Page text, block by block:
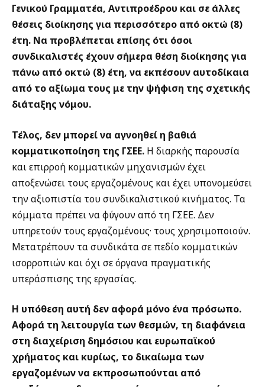
Γενικού Γραμματέα, Αντιπροέδρου και σε άλλες
θέσεις διοίκησης για περισσότερο από οκτώ (8)
έτη. Να προβλέπεται επίσης ότι όσοι
συνδικαλιστές έχουν σήμερα θέση διοίκησης για
πάνω από οκτώ (8) έτη, να εκπέσουν αυτοδίκαια
από το αξίωμα τους με την ψήφιση της σχετικής
διάταξης νόμου.
Τέλος, δεν μπορεί να αγνοηθεί η βαθιά
κομματικοποίηση της ΓΣΕΕ. Η διαρκής παρουσία
και επιρροή κομματικών μηχανισμών έχει
αποξενώσει τους εργαζομένους και έχει υπονομεύσει
την αξιοπιστία του συνδικαλιστικού κινήματος. Τα
κόμματα πρέπει να φύγουν από τη ΓΣΕΕ. Δεν
υπηρετούν τους εργαζομένους· τους χρησιμοποιούν.
Μετατρέπουν τα συνδικάτα σε πεδίο κομματικών
ισορροπιών και όχι σε όργανα πραγματικής
υπεράσπισης της εργασίας.
Η υπόθεση αυτή δεν αφορά μόνο ένα πρόσωπο.
Αφορά τη λειτουργία των θεσμών, τη διαφάνεια
στη διαχείριση δημόσιου και ευρωπαϊκού
χρήματος και κυρίως, το δικαίωμα των
εργαζομένων να εκπροσωπούνται από